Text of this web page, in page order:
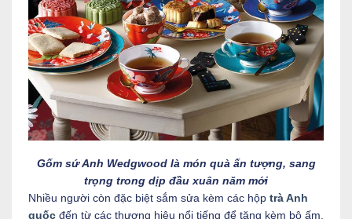
Gốm sứ Anh Wedgwood là món quà ấn tượng, sang
trọng trong dịp đầu xuân năm mới
Nhiều người còn đặc biệt sắm sửa kèm các hộp trà Anh
quốc đến từ các thương hiệu nổi tiếng để tặng kèm bộ ấm,